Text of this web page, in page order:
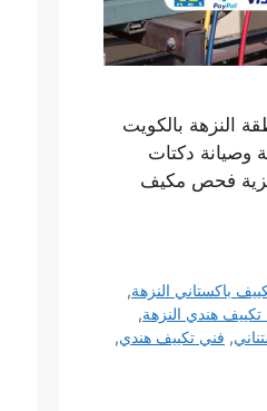
تكييف مركزي هندي باكستاني 24 ساعة بمنطقة النزهة بالكويت
وصيانة دكتات
فحص مكيف
باكستاني النزهة,
تكييف هندي النزهة,
, فني تكييف هندي,